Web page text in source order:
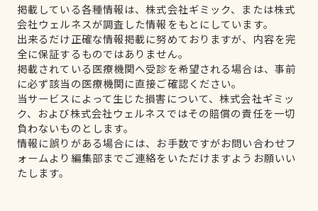
掲載している各種情報は、株式会社ギミック、または株式
会社ウェルネスが調査した情報をもとにしています。
出来るだけ正確な情報掲載に努めておりますが、内容を完
全に保証するものではありません。
掲載されている医療機関へ受診を希望される場合は、事前
に必ず該当の医療機関に直接ご確認ください。
当サービスによって生じた損害について、株式会社ギミッ
ク、および株式会社ウェルネスではその賠償の責任を一切
負わないものとします。
情報に誤りがある場合には、お手数ですがお問い合わせフ
ォームより編集部までご連絡をいただけますようお願いい
たします。